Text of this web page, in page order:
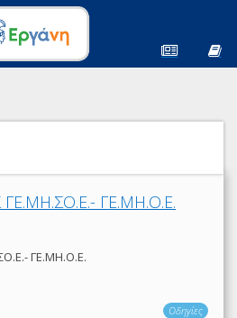
ΓΕ.ΜΗ.Ο.Ε.
ΓΕ.ΜΗ.Ο.Ε.
Οδηγίες